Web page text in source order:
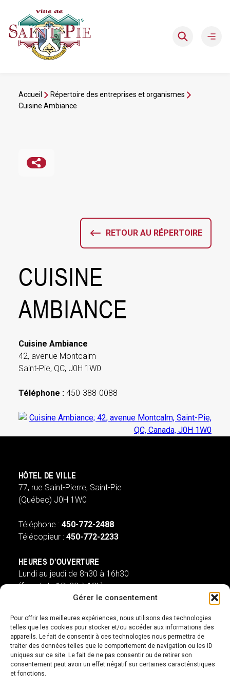
Gérer le consentement
Pour offrir les meilleures expériences, nous utilisons des technologies
telles que les cookies pour stocker et/ou accéder aux informations des
appareils. Le fait de consentir à ces technologies nous permettra de
traiter des données telles que le comportement de navigation ou les ID
uniques sur ce site. Le fait de ne pas consentir ou de retirer son
consentement peut avoir un effet négatif sur certaines caractéristiques
et fonctions.
contenu
Accueil
Répertoire des entreprises et organismes
Cuisine Ambiance
RETOUR AU RÉPERTOIRE
CUISINE
AMBIANCE
Cuisine Ambiance
42, avenue Montcalm
Saint-Pie, QC, J0H 1W0
Téléphone : 450-388-0088
HÔTEL DE VILLE
77, rue Saint-Pierre, Saint-Pie
(Québec) J0H 1W0
Téléphone : 450-772-2488
Télécopieur : 450-772-2233
HEURES D’OUVERTURE
Lundi au jeudi de 8h30 à 16h30
(fermé de 12h30 à 13h)
Vendredi de 8h à 13h
st-pie@villest-pie.ca
SUIVEZ-NOUS